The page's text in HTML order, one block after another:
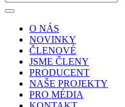
O NÁS
NOVINKY
ČLENOVÉ
JSME ČLENY
PRODUCENT
NAŠE PROJEKTY
PRO MÉDIA